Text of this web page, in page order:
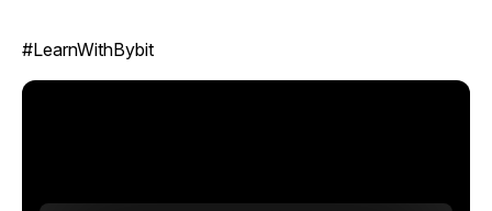
#LearnWithBybit